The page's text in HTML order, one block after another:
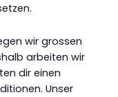
wir grossen
arbeiten wir
dir einen
Unser